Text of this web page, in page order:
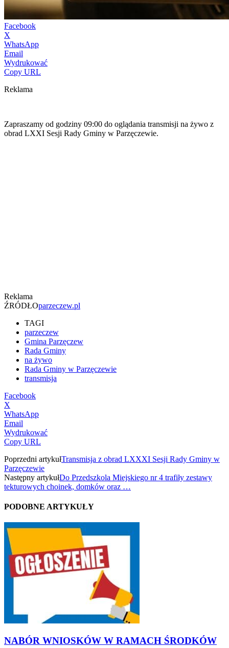
Facebook
X
WhatsApp
Email
Wydrukować
Copy URL
Reklama
Zapraszamy od godziny 09:00 do oglądania transmisji na żywo z
obrad LXXI Sesji Rady Gminy w Parzęczewie.
Reklama
ŹRÓDŁOparzeczew.pl
TAGI
parzeczew
Gmina Parzęczew
Rada Gminy
na żywo
Rada Gminy w Parzęczewie
transmisja
Facebook
X
WhatsApp
Email
Wydrukować
Copy URL
Poprzedni artykułTransmisja z obrad LXXXI Sesji Rady Gminy w
Parzęczewie
Następny artykułDo Przedszkola Miejskiego nr 4 trafiły zestawy
tekturowych choinek, domków oraz …
PODOBNE ARTYKUŁY
NABÓR WNIOSKÓW W RAMACH ŚRODKÓW